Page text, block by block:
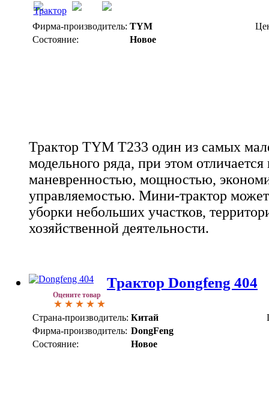
Фирма-производитель: TYM
Состояние:
Новое
Трактор TYM T233 один из самых
модельного ряда, при этом отличается
маневренностью, мощностью,
управляемостью. Мини-трактор
уборки небольших участков,
хозяйственной деятельности.
Оцените товар
Трактор Dongfeng 404
Страна-производитель: Китай
Фирма-производитель: DongFeng
Состояние:
Новое